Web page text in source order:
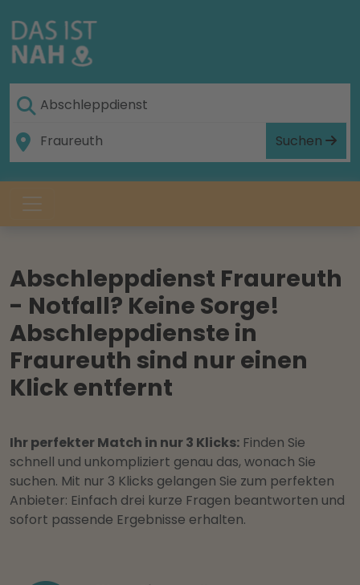
Suchen
Abschleppdienst Fraureuth
- Notfall? Keine Sorge!
Abschleppdienste in
Fraureuth sind nur einen
Klick entfernt
Ihr perfekter Match in nur 3 Klicks: Finden Sie
schnell und unkompliziert genau das, wonach Sie
suchen. Mit nur 3 Klicks gelangen Sie zum perfekten
Anbieter: Einfach drei kurze Fragen beantworten und
sofort passende Ergebnisse erhalten.